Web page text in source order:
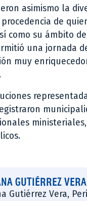
asimismo la
de
como su ámbito
una jornada
muy
GUTIÉRREZ VERA
Gutiérrez Vera,